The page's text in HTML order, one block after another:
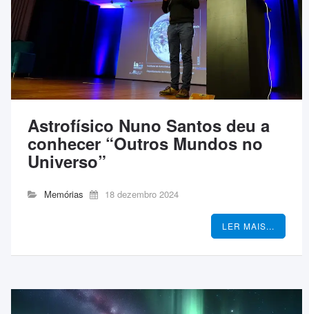
Astrofísico Nuno Santos deu a
conhecer “Outros Mundos no
Universo”
Memórias 18 dezembro 2024
LER MAIS...